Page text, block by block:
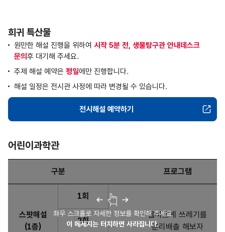
희귀 특산물
원만한 해설 진행을 위하여 시작 5분 전, 생물탐구관 안내데스크
문의 후 대기해 주세요.
주제 해설 예약은 평일에만 진행합니다.
해설 일정은 전시관 사정에 따라 변경될 수 있습니다.
생물탐구관
전시해설 예약하기
어린이과학관
좌우 스크롤로 자세한 정보를 확인해 주세요
이 메세지는 터치하면 사라집니다.
구분 프로그램
스팟해설
(1층)
1회
올바르게 쓰레기를
분리배출 해보자
2회